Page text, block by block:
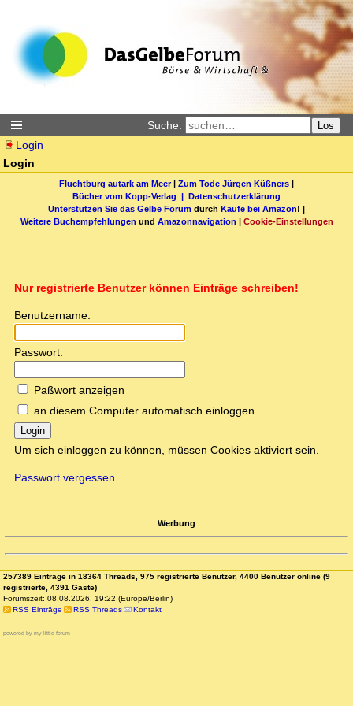
Suche: Los
Login
Login
Fluchtburg autark am Meer| Zum Tode Jürgen Küßners |
Bücher vom Kopp-Verlag | Datenschutzerklärung
Unterstützen Sie das Gelbe Forum durch Käufe bei Amazon! |
Weitere Buchempfehlungen und Amazonnavigation | Cookie-Einstellungen
Nur registrierte Benutzer können Einträge schreiben!
Benutzername:
Passwort:
Paßwort anzeigen
an diesem Computer automatisch einloggen
Login
Um sich einloggen zu können, müssen Cookies aktiviert sein.
Passwort vergessen
Werbung
257389 Einträge in 18364 Threads, 975 registrierte Benutzer, 4400 Benutzer online (9
registrierte, 4391 Gäste)
Forumszeit: 08.08.2026, 19:22 (Europe/Berlin)
RSS Einträge
RSS Threads Kontakt
powered by my little forum